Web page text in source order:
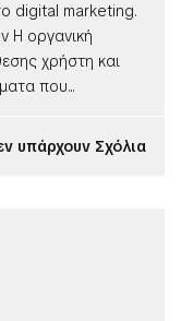
digital marketing.
Η οργανική
χρήστη και
που...
υπάρχουν Σχόλια